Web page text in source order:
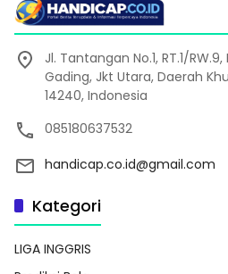
Jl. Tantangan No.1, RT.1/
Gading, Jkt Utara, Daerah
14240, Indonesia
085180637532
handicap.co.id@gmail.com
Kategori
LIGA INGGRIS